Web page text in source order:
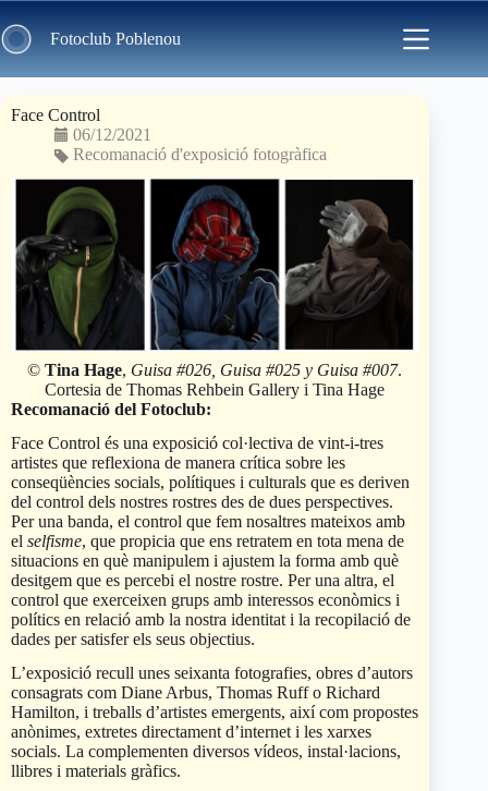
to
content Fotoclub Poblenou
Face Control
06/12/2021
Recomanació d'exposició fotogràfica
©Tina Hage, Guisa #026, Guisa #025 y Guisa #007.
Cortesia de Thomas Rehbein Gallery i Tina Hage
Recomanació del Fotoclub:
Face Control és una exposició col·lectiva de vint-i-tres
artistes que reflexiona de manera crítica sobre les
conseqüències socials, polítiques i culturals que es deriven
del control dels nostres rostres des de dues perspectives.
Per una banda, el control que fem nosaltres mateixos amb
el selfisme, que propicia que ens retratem en tota mena de
situacions en què manipulem i ajustem la forma amb què
desitgem que es percebi el nostre rostre. Per una altra, el
control que exerceixen grups amb interessos econòmics i
polítics en relació amb la nostra identitat i la recopilació de
dades per satisfer els seus objectius.
L’exposició recull unes seixanta fotografies, obres d’autors
consagrats com Diane Arbus, Thomas Ruff o Richard
Hamilton, i treballs d’artistes emergents, així com propostes
anònimes, extretes directament d’internet i les xarxes
socials. La complementen diversos vídeos, instal·lacions,
llibres i materials gràfics.